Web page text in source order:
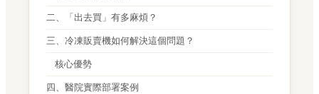
二、「出去買」有多麻煩？
三、冷凍販賣機如何解決這個問題？
核心優勢
四、醫院實際部署案例